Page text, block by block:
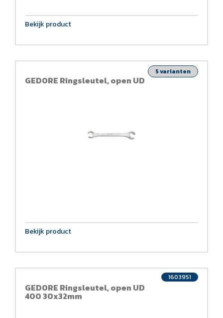
Bekijk product
GEDORE Ringsleutel, open UD
5 varianten
Bekijk product
GEDORE Ringsleutel, open UD
400 30x32mm
1603951